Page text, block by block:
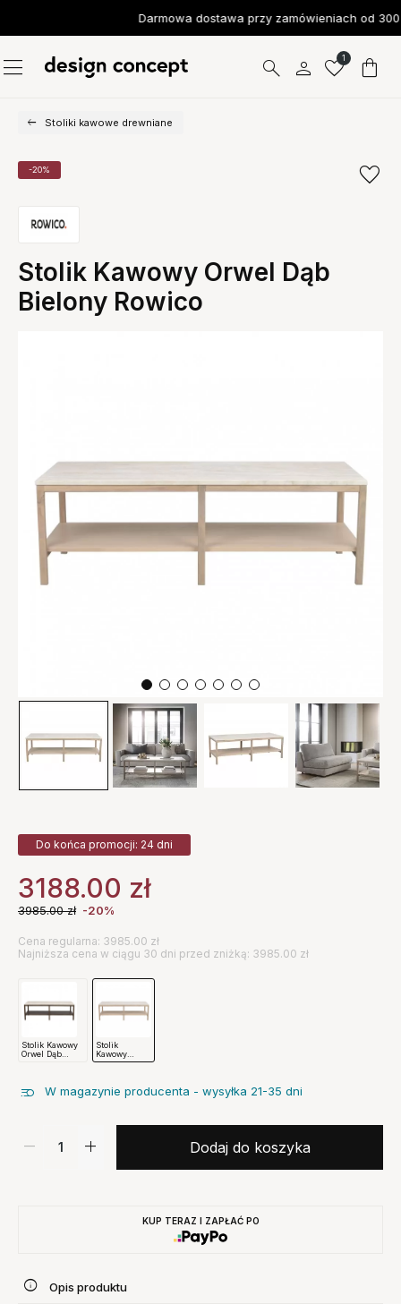
Darmowa dostawa przy zamówieniach od 300
1
Stoliki kawowe drewniane
-20%
Stolik Kawowy Orwel Dąb
Bielony Rowico
Do końca promocji: 24 dni
3188.00 zł
3985.00zł -20%
Cena regularna: 3985.00 zł
Najniższa cena w ciągu 30 dni przed zniżką: 3985.00 zł
Stolik Kawowy
Orwel Dąb
Stolik
Kawowy
Orwel Dąb
W magazynie producenta - wysyłka 21-35 dni
Dodaj do koszyka
KUP TERAZ I ZAPŁAĆ PO
Opis produktu